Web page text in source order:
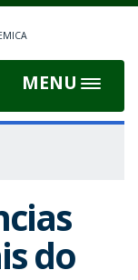
MENU
Toggle
do